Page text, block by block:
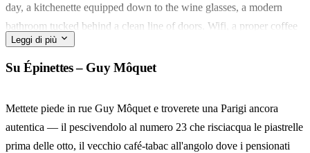
day, a kitchenette equipped down to the wine glasses, a modern
bathroom tucked behind a clean line of doors. Wifi, a proper coffee
machine, and — yes — your dog is welcome.
You're in the Épinettes, the workshop-and-wine-bar pocket between
rituals: café au comptoir in the morning, a small marché on Saturday,
the butte a fifteen-minute walk uphill.
Leggi di più
Su Épinettes – Guy Môquet
Mettete piede in rue Guy Môquet e troverete una Parigi ancora
autentica — il pescivendolo al numero 23 che risciacqua le piastrelle
prima delle otto, il vecchio café-tabac all'angolo dove i pensionati